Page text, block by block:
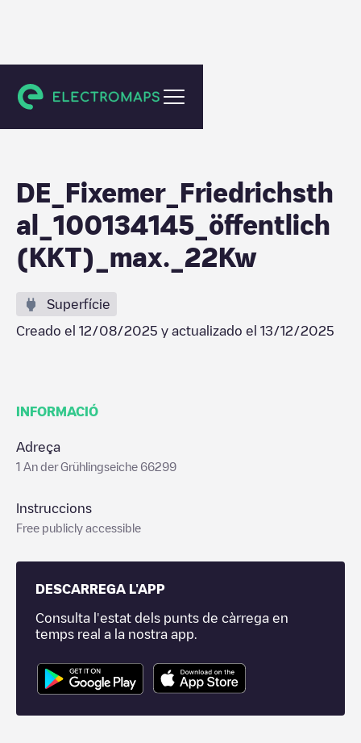
Friedrichsthal
DE_Fixemer_Friedrichsth
al_100134145_öffentlich
(KKT)_max._22Kw
Superfície
Creado el 12/08/2025 y actualizado el 13/12/2025
INFORMACIÓ
Adreça
1 An der Grühlingseiche 66299
Instruccions
Free publicly accessible
DESCARREGA L'APP
Consulta l'estat dels punts de càrrega en
temps real a la nostra app.